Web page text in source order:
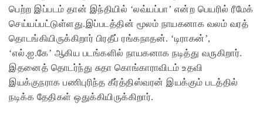
பெற்ற இப்படம் தான் இந்தியில் ‘லவ்யப்பா’ என்ற பெயரில் ரீமேக்
செய்யப்பட்டுள்ளது.இப்படத்தின் மூலம் நாயகனாக வலம் வரத்
தொடங்கியிருக்கிறார் பிரதீப் ரங்கநாதன். ‘டிராகன்’,
‘எல்.ஐ.கே’ ஆகிய படங்களில் நாயகனாக நடித்து வருகிறார்.
இதனைத் தொடர்ந்து சுதா கொங்காராவிடம் உதவி
இயக்குநராக பணிபுரிந்த கீர்த்திஸ்வரன் இயக்கும் படத்தில்
நடிக்க தேதிகள் ஒதுக்கியிருக்கிறார்.